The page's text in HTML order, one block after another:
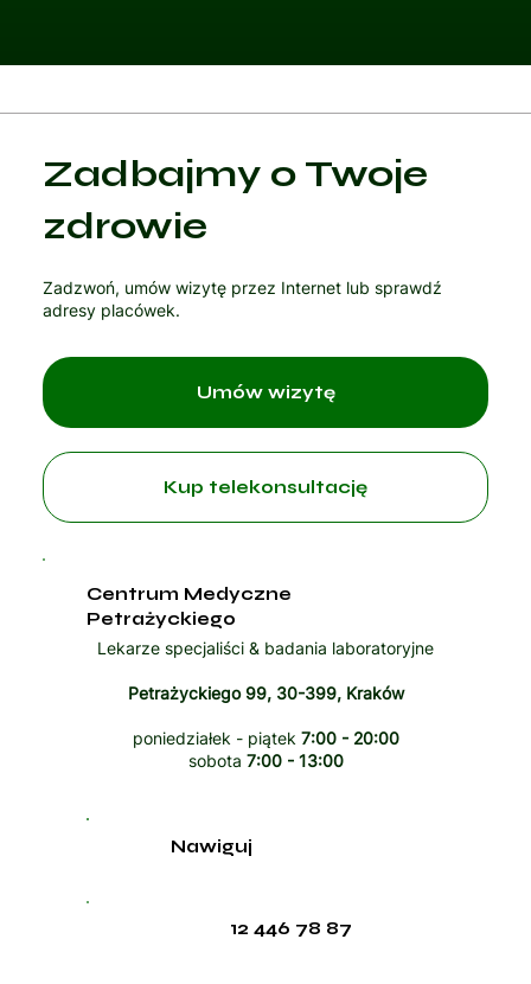
Zadbajmy o Twoje
zdrowie
Zadzwoń, umów wizytę przez Internet lub sprawdź
adresy placówek.
Kup telekonsultację
Centrum Medyczne
Petrażyckiego
Lekarze specjaliści & badania laboratoryjne
Petrażyckiego 99, 30-399, Kraków
poniedziałek - piątek 7:00 - 20:00
sobota 7:00 - 13:00
12 446 78 87
Nawiguj
Umów wizytę